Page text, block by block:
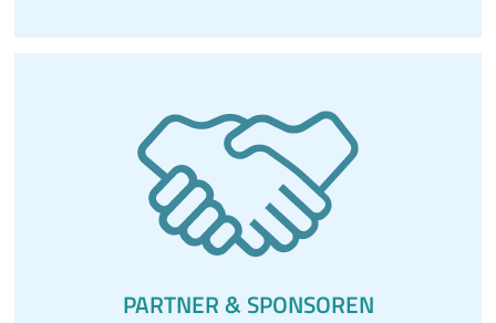
PARTNER & SPONSOREN